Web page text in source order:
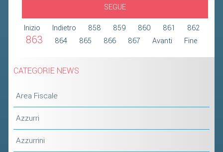
SEGUE
Inizio
Indietro 858 859 860 861 862
863 864 865 866 867 Avanti Fine
CATEGORIE NEWS
Area Fiscale
Azzurri
Azzurrini